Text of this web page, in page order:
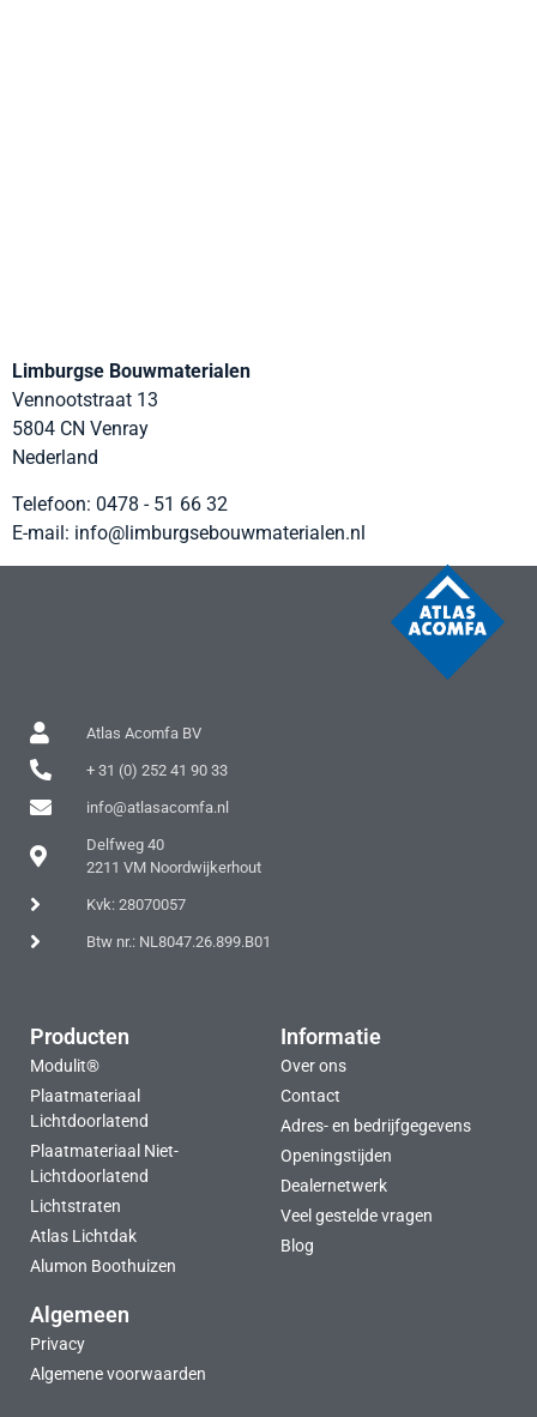
Limburgse Bouwmaterialen
Vennootstraat 13
5804 CN Venray
Nederland
Telefoon: 0478 - 51 66 32
E-mail: info@limburgsebouwmaterialen.nl
Atlas Acomfa BV
+ 31 (0) 252 41 90 33
info@atlasacomfa.nl
Delfweg 40
2211 VM Noordwijkerhout
Kvk: 28070057
Btw nr.: NL8047.26.899.B01
Producten
Modulit®
Plaatmateriaal
Lichtdoorlatend
Plaatmateriaal Niet-
Lichtdoorlatend
Lichtstraten
Atlas Lichtdak
Alumon Boothuizen
Algemeen
Privacy
Algemene voorwaarden
Informatie
Over ons
Contact
Adres- en bedrijfgegevens
Openingstijden
Dealernetwerk
Veel gestelde vragen
Blog